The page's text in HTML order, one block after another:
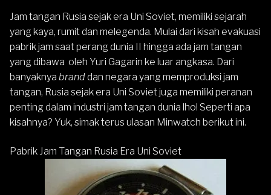
Jam tangan Rusia sejak era Uni Soviet, memiliki sejarah
yang kaya, rumit dan melegenda. Mulai dari kisah evakuasi
pabrik jam saat perang dunia II hingga ada jam tangan
yang dibawa oleh Yuri Gagarin ke luar angkasa. Dari
banyaknya branddan negara yang memproduksi jam
tangan, Rusia sejak era Uni Soviet juga memiliki peranan
penting dalam industri jam tangan dunia lho! Seperti apa
kisahnya? Yuk, simak terus ulasan Minwatch berikut ini.
Pabrik Jam Tangan Rusia Era Uni Soviet